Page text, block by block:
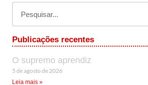
Publicações recentes
O supremo aprendiz
5 de agosto de 2026
Leia mais »